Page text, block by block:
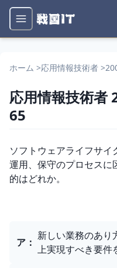
ホーム >応用情報技術者 >
応用情報技術者
65
問題文
ソフトウェアライフサイ
運用、保守のプロセスに
的はどれか。
選択肢
ア ：
新しい業務のあり
上実現すべき要件